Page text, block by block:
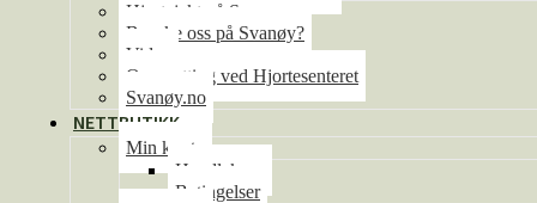
Hjortejakt på Svanøy
Besøke oss på Svanøy?
Video
Overnatting ved Hjortesenteret
Svanøy.no
NETTBUTIKK
Min konto
Handlekurv
Betingelser